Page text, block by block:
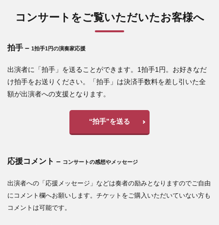
コンサートをご覧いただいたお客様へ
拍手 – 1拍手1円の演奏家応援
出演者に「拍手」を送ることができます。1拍手1円。お好きなだ
け拍手をお送りください。「拍手」は決済手数料を差し引いた全
額が出演者への支援となります。
“拍手”を送る
応援コメント – コンサートの感想やメッセージ
出演者への「応援メッセージ」などは奏者の励みとなりますのでご自由
にコメント欄へお願いします。 チケットをご購入いただいていない方も
コメントは可能です。